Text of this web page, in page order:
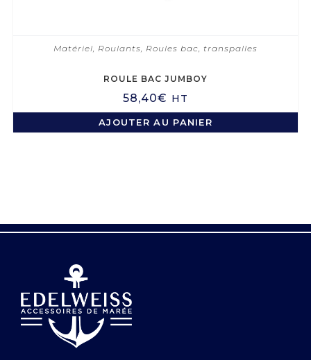
Matériel Roulants Roules bac, transpalles
ROULE BAC JUMBOY
58,40€ HT
AJOUTER AU PANIER